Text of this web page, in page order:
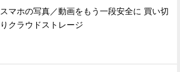
スマホの写真／動画をもう一段安全に 買い切
りクラウドストレージ